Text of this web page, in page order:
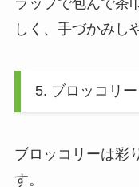
ラップで包んで茶
しく、手づかみし
5. ブロッコリー
ブロッコリーは彩
す。